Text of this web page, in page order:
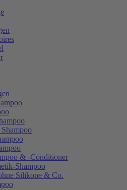
& -Conditioner
Shampoo
Silikone & Co.